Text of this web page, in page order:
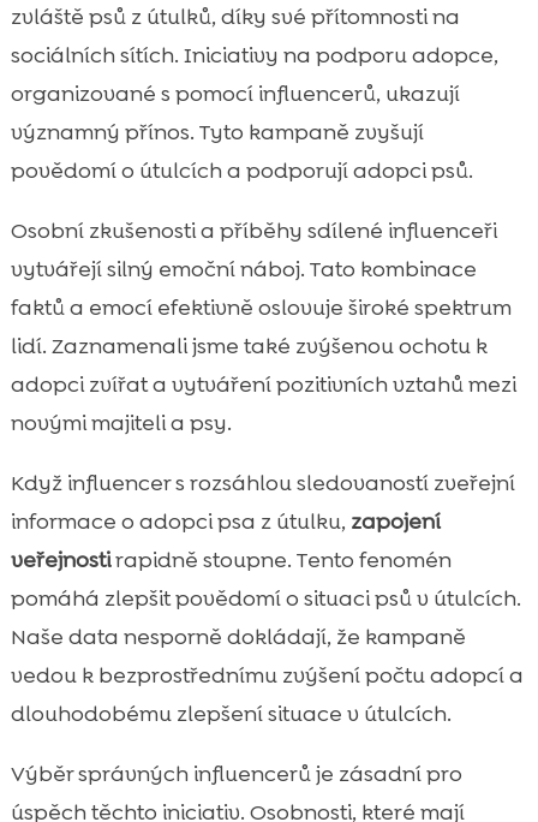
zvláště psů z útulků, díky své přítomnosti na
sociálních sítích. Iniciativy na podporu adopce,
organizované s pomocí influencerů, ukazují
významný přínos. Tyto kampaně zvyšují
povědomí o útulcích a podporují adopci psů.
Osobní zkušenosti a příběhy sdílené influenceři
vytvářejí silný emoční náboj. Tato kombinace
faktů a emocí efektivně oslovuje široké spektrum
lidí. Zaznamenali jsme také zvýšenou ochotu k
adopci zvířat a vytváření pozitivních vztahů mezi
novými majiteli a psy.
Když influencer s rozsáhlou sledovaností zveřejní
informace o adopci psa z útulku, zapojení
veřejnostirapidně stoupne. Tento fenomén
pomáhá zlepšit povědomí o situaci psů v útulcích.
Naše data nesporně dokládají, že kampaně
vedou k bezprostřednímu zvýšení počtu adopcí a
dlouhodobému zlepšení situace v útulcích.
Výběr správných influencerů je zásadní pro
úspěch těchto iniciativ. Osobnosti, které mají